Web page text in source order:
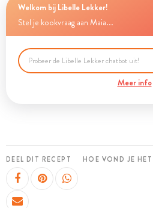
Welkom bij Libelle Lekker!
Stel je kookvraag aan Maia...
Meer info
DEEL DIT RECEPT HOE VOND JE